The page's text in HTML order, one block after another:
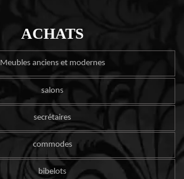
ACHATS
Meubles anciens et modernes
salons
secrétaires
commodes
bibelots